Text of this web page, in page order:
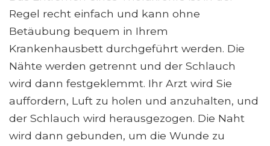
Regel recht einfach und kann ohne
Betäubung bequem in Ihrem
Krankenhausbett durchgeführt werden. Die
Nähte werden getrennt und der Schlauch
wird dann festgeklemmt. Ihr Arzt wird Sie
auffordern, Luft zu holen und anzuhalten, und
der Schlauch wird herausgezogen. Die Naht
wird dann gebunden, um die Wunde zu